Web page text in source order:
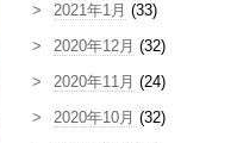
2021年1月 (33)
2020年12月 (32)
2020年11月 (24)
2020年10月 (32)